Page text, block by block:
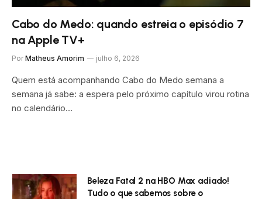
Cabo do Medo: quando estreia o episódio 7
na Apple TV+
Por Matheus Amorim julho 6, 2026
Quem está acompanhando Cabo do Medo semana a
semana já sabe: a espera pelo próximo capítulo virou rotina
no calendário…
Beleza Fatal 2 na HBO Max adiado!
Tudo o que sabemos sobre o